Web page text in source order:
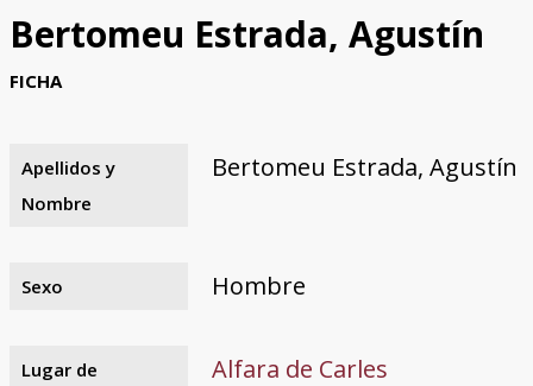
Razones y objetivos
El equipo
Colaboradores
Fuentes documentales
Bertomeu Estrada, Agustín
FICHA
Apellidos y
Nombre
Bertomeu Estrada, Agustín
Sexo Hombre
Lugar de
Alfara de Carles